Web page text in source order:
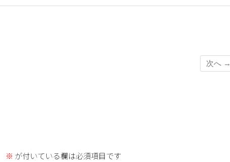
次へ →
※ が付いている欄は必須項目です